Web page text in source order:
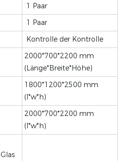
1 Paar
1 Paar
Kontrolle der Kontrolle
2000*700*2200 mm
(Länge*Breite*Höhe)
1800*1200*2500 mm
(l*w*h)
2000*700*2200 mm
(l*w*h)